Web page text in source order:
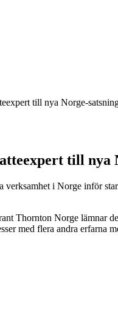
till nya Norge-
till nya
i Norge inför
Thornton Norge lämnar
med flera andra erfarna